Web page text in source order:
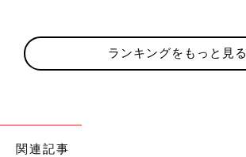
ランキングをもっと見る
関連記事